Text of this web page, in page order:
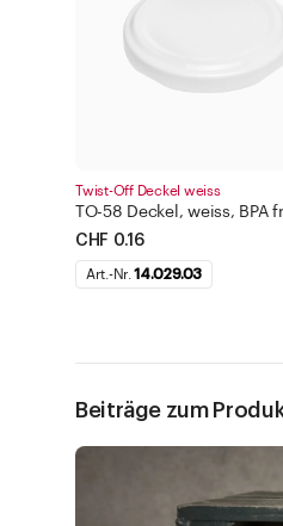
Twist-Off Deckel weiss
TO-58 Deckel, weiss, BPA
CHF 0.16
Art.-Nr.14.029.03
Beiträge zum